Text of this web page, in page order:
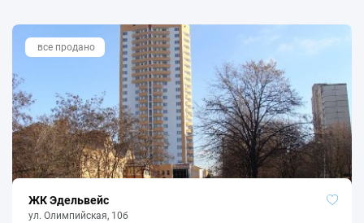
все продано
ЖК Эдельвейс
ул. Олимпийская, 10б